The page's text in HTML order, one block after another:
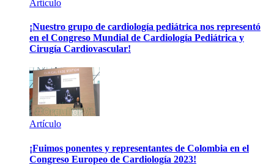
Artículo
¡Nuestro grupo de cardiología pediátrica nos representó
en el Congreso Mundial de Cardiología Pediátrica y
Cirugía Cardiovascular!
Artículo
¡Fuimos ponentes y representantes de Colombia en el
Congreso Europeo de Cardiología 2023!